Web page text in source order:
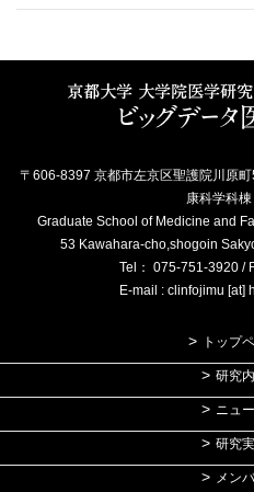
〒606-8397 京都市左京区聖護院川原
康科学科
Graduate School of Medicine and
53 Kawahara-cho,shogoin
Tel： 075-751-3920 /
E-mail : clinfojimu [at]
トップ
研究
ニュ
研究
メン